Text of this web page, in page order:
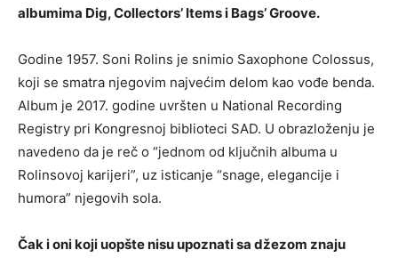
albumima Dig, Collectors’ Items i Bags’ Groove.
Godine 1957. Soni Rolins je snimio Saxophone Colossus,
koji se smatra njegovim najvećim delom kao vođe benda.
Album je 2017. godine uvršten u National Recording
Registry pri Kongresnoj biblioteci SAD. U obrazloženju je
navedeno da je reč o “jednom od ključnih albuma u
Rolinsovoj karijeri”, uz isticanje “snage, elegancije i
humora” njegovih sola.
Čak i oni koji uopšte nisu upoznati sa džezom znaju